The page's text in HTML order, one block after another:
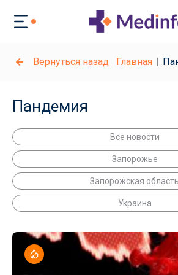
Вернуться назад Главная
Пандемия
Все новости
Запорожье
Запорожская область
Украина